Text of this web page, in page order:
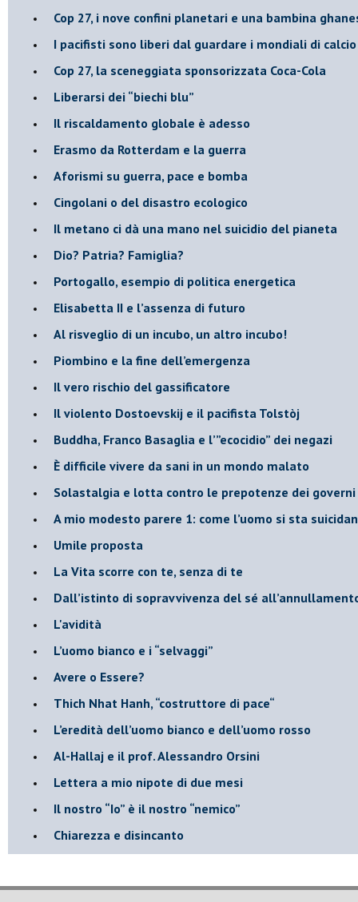
​Cop 27, i nove confini planetari e una bambina
​I pacifisti sono liberi dal guardare i mondiali di
​Cop 27, la sceneggiata sponsorizzata Coca-Cola
​Liberarsi dei “biechi blu”
Il riscaldamento globale è adesso
​Erasmo da Rotterdam e la guerra
​Aforismi su guerra, pace e bomba
Cingolani o del disastro ecologico
​Il metano ci dà una mano nel suicidio del pianeta
​Dio? Patria? Famiglia?
Portogallo, esempio di politica energetica
​Elisabetta II e l’assenza di futuro
Al risveglio di un incubo, un altro incubo!
​Piombino e la fine dell’emergenza
​Il vero rischio del gassificatore
​Il violento Dostoevskij e il pacifista Tolstòj
​Buddha, Franco Basaglia e l’”ecocidio” dei negazi
​È difficile vivere da sani in un mondo malato
Solastalgia e lotta contro le prepotenze dei
​A mio modesto parere 1: come l’uomo si sta
​Umile proposta
​La Vita scorre con te, senza di te
​Dall’istinto di sopravvivenza del sé
L'avidità
​L’uomo bianco e i “selvaggi”
​Avere o Essere?
​Thich Nhat Hanh, “costruttore di pace“
​L’eredità dell’uomo bianco e dell’uomo rosso
Al-Hallaj e il prof. Alessandro Orsini
​Lettera a mio nipote di due mesi
​Il nostro “Io” è il nostro “nemico”
​Chiarezza e disincanto